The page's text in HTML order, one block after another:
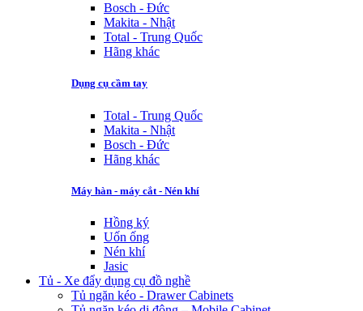
Bosch - Đức
Makita - Nhật
Total - Trung Quốc
Hãng khác
Dụng cụ cầm tay
Total - Trung Quốc
Makita - Nhật
Bosch - Đức
Hãng khác
Máy hàn - máy cắt - Nén khí
Hồng ký
Uốn ống
Nén khí
Jasic
Tủ - Xe đẩy dụng cụ đồ nghề
Tủ ngăn kéo - Drawer Cabinets